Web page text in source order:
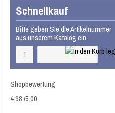
Schnellkauf
Bitte geben Sie die Artikelnummer
aus unserem Katalog ein.
Shopbewertung
4.98/5.00